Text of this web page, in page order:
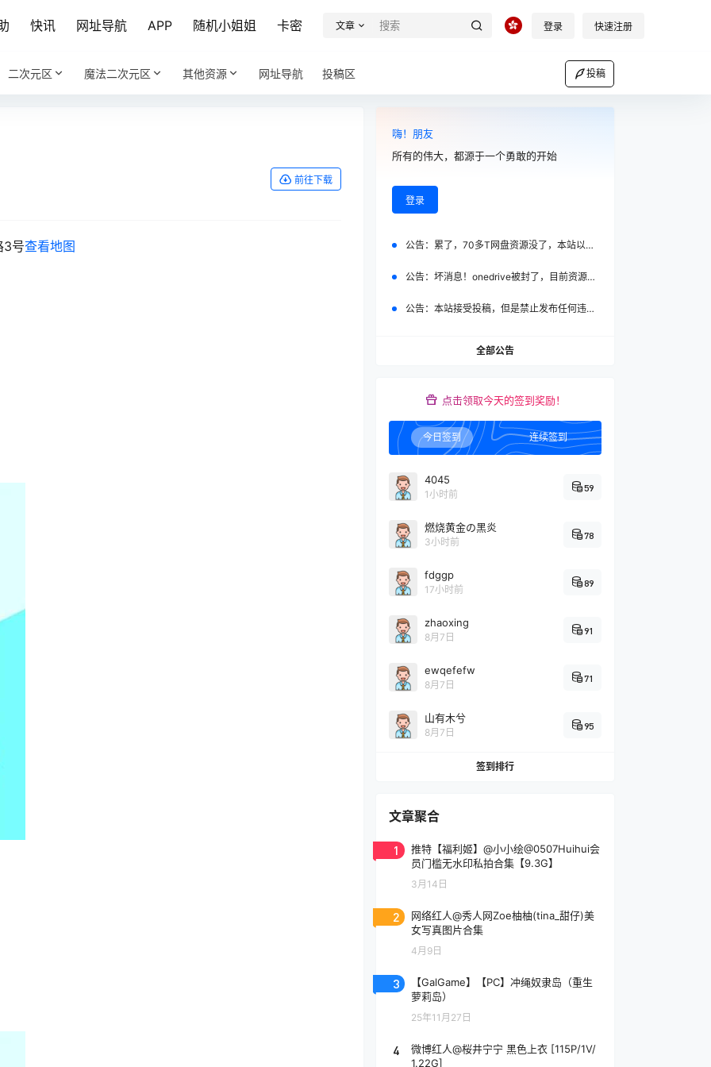
快讯 网址导航 APP 随机小姐姐 卡密 文章 登录 快速注册
二次元区 魔法二次元区 其他资源 网址导航 投稿区 投稿
前往下载
3号查看地图
嗨！朋友
所有的伟大，都源于一个勇敢的开始
登录
公告： 累了，70多T网盘资源没了，本站以后 不再设置vip会员，全部免费！
公告： 坏消息！onedrive被封了，目前资源不好转移！
公告： 本站接受投稿，但是禁止发布任何违法，低俗内容
全部公告
点击领取今天的签到奖励！
今日签到 连续签到
4045
1小时前
59
燃烧黄金の黑炎
3小时前
78
fdggp
17小时前
89
zhaoxing
8月7日
91
ewqefefw
8月7日
71
山有木兮
8月7日
95
签到排行
文章聚合
1
推特【福利姬】@小小绘@0507Huihui会
员门槛无水印私拍合集【9.3G】
3月14日
2
网络红人@秀人网Zoe柚柚(tina_甜仔)美
女写真图片合集
4月9日
3
【GalGame】【PC】冲绳奴隶岛（重生
萝莉岛）
25年11月27日
4
微博红人@桜井宁宁 黑色上衣 [115P/1V/
1.22G]